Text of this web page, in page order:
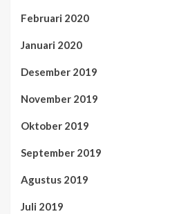
Februari 2020
Januari 2020
Desember 2019
November 2019
Oktober 2019
September 2019
Agustus 2019
Juli 2019